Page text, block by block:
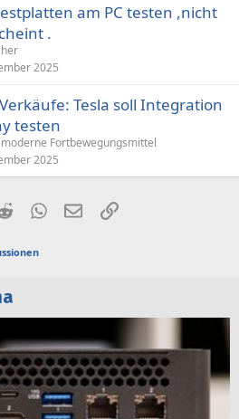
am PC testen ,nicht
.
2025
Tesla soll Integration
testen
Fortbewegungsmittel
2025
RedditWhatsApp
E-MailLink